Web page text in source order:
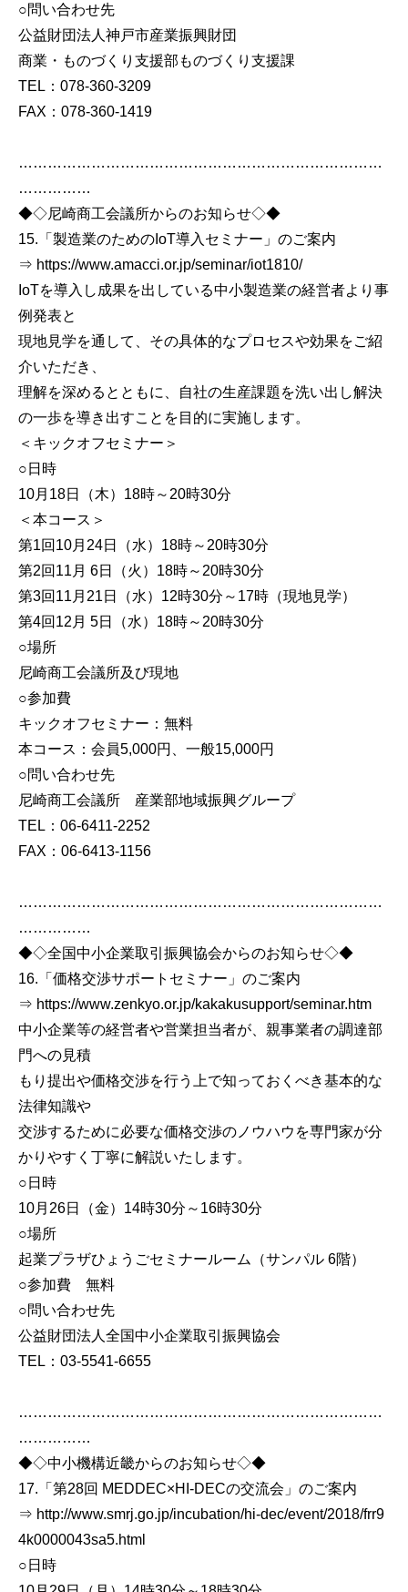
○問い合わせ先
公益財団法人神戸市産業振興財団
商業・ものづくり支援部ものづくり支援課
TEL：078-360-3209
FAX：078-360-1419
…………………………………………………………………
……………
◆◇尼崎商工会議所からのお知らせ◇◆
15.「製造業のためのIoT導入セミナー」のご案内
⇒ https://www.amacci.or.jp/seminar/iot1810/
IoTを導入し成果を出している中小製造業の経営者より事
例発表と
現地見学を通して、その具体的なプロセスや効果をご紹
介いただき、
理解を深めるとともに、自社の生産課題を洗い出し解決
の一歩を導き出すことを目的に実施します。
＜キックオフセミナー＞
○日時
10月18日（木）18時～20時30分
＜本コース＞
第1回10月24日（水）18時～20時30分
第2回11月 6日（火）18時～20時30分
第3回11月21日（水）12時30分～17時（現地見学）
第4回12月 5日（水）18時～20時30分
○場所
尼崎商工会議所及び現地
○参加費
キックオフセミナー：無料
本コース：会員5,000円、一般15,000円
○問い合わせ先
尼崎商工会議所 産業部地域振興グループ
TEL：06-6411-2252
FAX：06-6413-1156
…………………………………………………………………
……………
◆◇全国中小企業取引振興協会からのお知らせ◇◆
16.「価格交渉サポートセミナー」のご案内
⇒ https://www.zenkyo.or.jp/kakakusupport/seminar.htm
中小企業等の経営者や営業担当者が、親事業者の調達部
門への見積
もり提出や価格交渉を行う上で知っておくべき基本的な
法律知識や
交渉するために必要な価格交渉のノウハウを専門家が分
かりやすく丁寧に解説いたします。
○日時
10月26日（金）14時30分～16時30分
○場所
起業プラザひょうごセミナールーム（サンパル 6階）
○参加費 無料
○問い合わせ先
公益財団法人全国中小企業取引振興協会
TEL：03-5541-6655
…………………………………………………………………
……………
◆◇中小機構近畿からのお知らせ◇◆
17.「第28回 MEDDEC×HI-DECの交流会」のご案内
⇒ http://www.smrj.go.jp/incubation/hi-dec/event/2018/frr9
4k0000043sa5.html
○日時